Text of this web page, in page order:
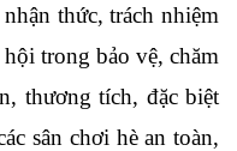
thức, trách nhiệm
trong bảo vệ, chăm
thương tích, đặc biệt
sân chơi hè an toàn,